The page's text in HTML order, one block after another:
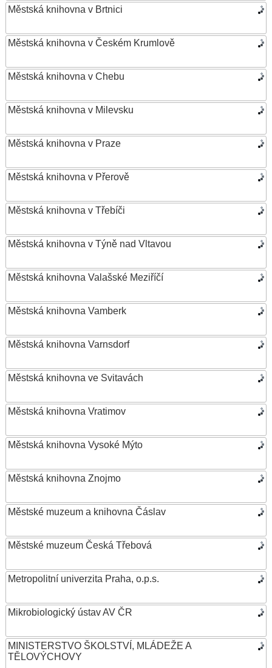
Městská knihovna v Brtnici
Městská knihovna v Českém Krumlově
Městská knihovna v Chebu
Městská knihovna v Milevsku
Městská knihovna v Praze
Městská knihovna v Přerově
Městská knihovna v Třebíči
Městská knihovna v Týně nad Vltavou
Městská knihovna Valašské Meziříčí
Městská knihovna Vamberk
Městská knihovna Varnsdorf
Městská knihovna ve Svitavách
Městská knihovna Vratimov
Městská knihovna Vysoké Mýto
Městská knihovna Znojmo
Městské muzeum a knihovna Čáslav
Městské muzeum Česká Třebová
Metropolitní univerzita Praha, o.p.s.
Mikrobiologický ústav AV ČR
MINISTERSTVO ŠKOLSTVÍ, MLÁDEŽE A
TĚLOVÝCHOVY